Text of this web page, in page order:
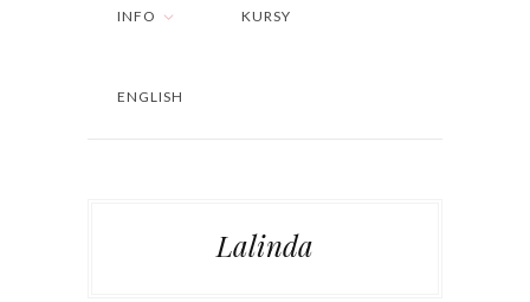
INFO KURSY
ENGLISH
Lalinda